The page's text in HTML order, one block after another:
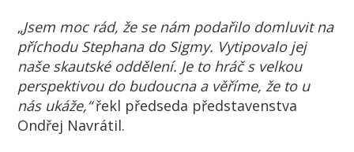
„Jsem moc rád, že se nám podařilo domluvit na
příchodu Stephana do Sigmy. Vytipovalo jej
naše skautské oddělení. Je to hráč s velkou
perspektivou do budoucna a věříme, že to u
nás ukáže,“řekl předseda představenstva
Ondřej Navrátil.